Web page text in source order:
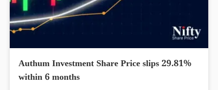
Authum Investment Share Price slips 29.81%
within 6 months